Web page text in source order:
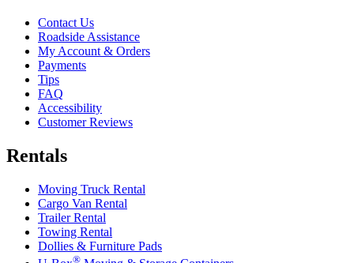
Contact Us
Roadside Assistance
My Account & Orders
Payments
Tips
FAQ
Accessibility
Customer Reviews
Rentals
Moving Truck Rental
Cargo Van Rental
Trailer Rental
Towing Rental
Dollies & Furniture Pads
®